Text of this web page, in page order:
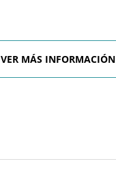
VER MÁS INFORMACIÓN